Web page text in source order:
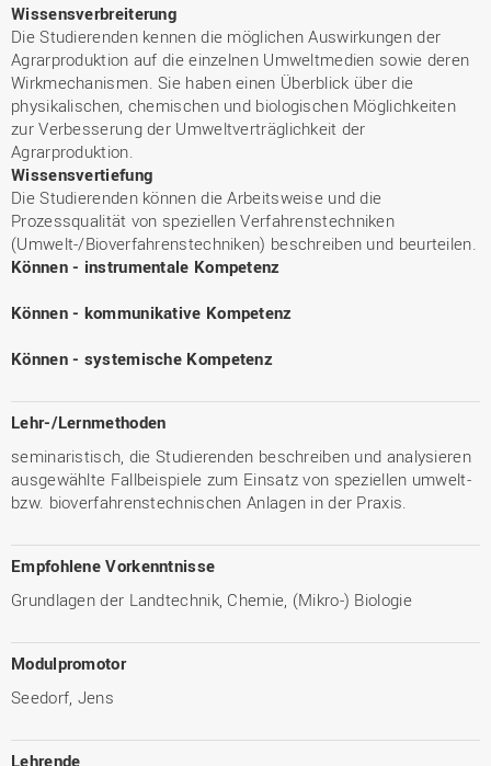
Wissensverbreiterung
Die Studierenden kennen die möglichen Auswirkungen der
Agrarproduktion auf die einzelnen Umweltmedien sowie deren
Wirkmechanismen. Sie haben einen Überblick über die
physikalischen, chemischen und biologischen Möglichkeiten
zur Verbesserung der Umweltverträglichkeit der
Agrarproduktion.
Wissensvertiefung
Die Studierenden können die Arbeitsweise und die
Prozessqualität von speziellen Verfahrenstechniken
(Umwelt-/Bioverfahrenstechniken) beschreiben und beurteilen.
Können - instrumentale Kompetenz
Können - kommunikative Kompetenz
Können - systemische Kompetenz
Lehr-/Lernmethoden
seminaristisch, die Studierenden beschreiben und analysieren
ausgewählte Fallbeispiele zum Einsatz von speziellen umwelt-
bzw. bioverfahrenstechnischen Anlagen in der Praxis.
Empfohlene Vorkenntnisse
Grundlagen der Landtechnik, Chemie, (Mikro-) Biologie
Modulpromotor
Seedorf, Jens
Lehrende